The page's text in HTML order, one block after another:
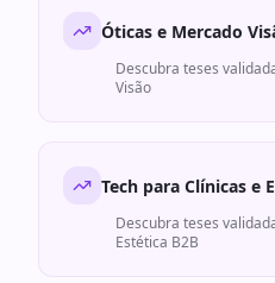
Óticas e Mercado
Descubra teses
Visão
Tech para Clínicas e
Descubra teses
Estética B2B